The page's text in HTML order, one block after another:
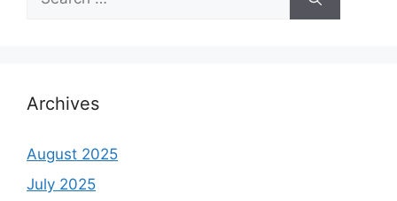
for:
Archives
August 2025
July 2025